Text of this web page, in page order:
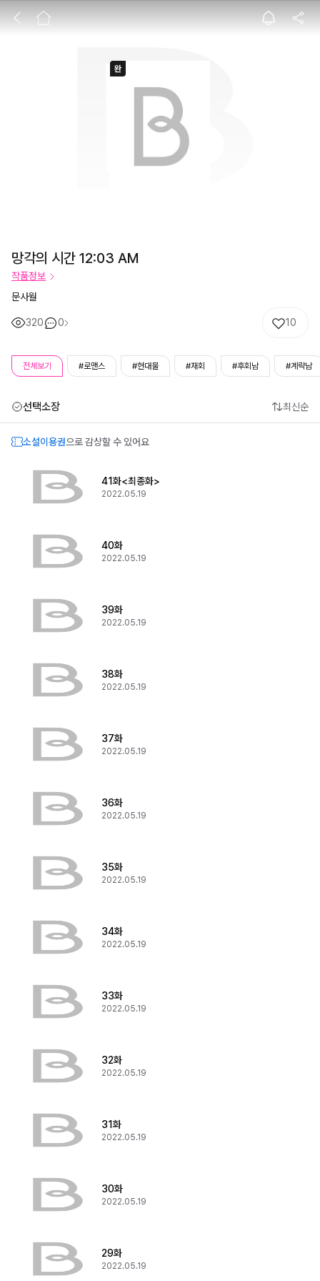
망각의 시간
망각의 시간 12:03 AM
작품정보
문사월
320 0 10
전체보기 #로맨스 #현대물 #재회 #후회남 #계략남
선택소장 최신순
소설이용권으로 감상할 수 있어요
41화<최종화>
2022.05.19
40화
2022.05.19
39화
2022.05.19
38화
2022.05.19
37화
2022.05.19
36화
2022.05.19
35화
2022.05.19
34화
2022.05.19
33화
2022.05.19
32화
2022.05.19
31화
2022.05.19
30화
2022.05.19
29화
2022.05.19